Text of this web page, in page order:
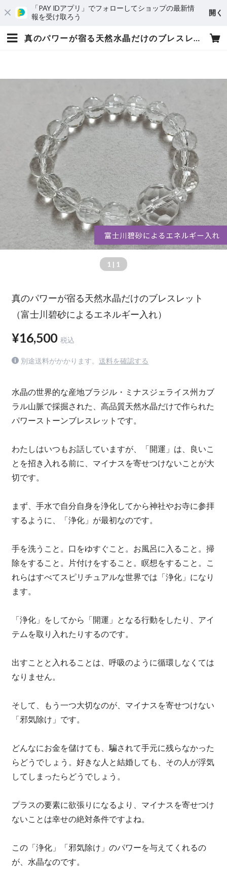
「PAY IDアプリ」でフォローしてショップの最新情
報を受け取ろう
開く
真のパワーが宿る天然水晶だけのブレスレット（富士川碧砂によるエネルギー入れ） | ネイティップ～神の目～ 富士川碧砂・開運セレクト
1 | 1
真のパワーが宿る天然水晶だけのブレスレット
（富士川碧砂によるエネルギー入れ）
¥16,500 税込
別途送料がかかります。 送料を確認する
水晶の世界的な産地ブラジル・ミナスジェライス州カブ
ラル山脈で採掘された、高品質天然水晶だけで作られた
パワーストーンブレスレットです。
わたしはいつもお話していますが、「開運」は、良いこ
とを招き入れる前に、マイナスを寄せつけないことが大
切です。
まず、手水で自分自身を浄化してから神社やお寺に参拝
するように、「浄化」が最初なのです。
手を洗うこと。口をゆすぐこと。お風呂に入ること。掃
除をすること。片付けをすること。瞑想をすること。こ
れらはすべてスピリチュアルな世界では「浄化」になり
ます。
「浄化」をしてから「開運」となる行動をしたり、アイ
テムを取り入れたりするのです。
出すことと入れることは、呼吸のように循環しなくては
なりません。
そして、もう一つ大切なのが、マイナスを寄せつけない
「邪気除け」です。
どんなにお金を儲けても、騙されて手元に残らなかった
らどうでしょう。好きな人と結婚しても、その人が浮気
してしまったらどうでしょう。
プラスの要素に欲張りになるより、マイナスを寄せつけ
ないことは幸せの絶対条件ですよね。
この「浄化」「邪気除け」のパワーを与えてくれるの
が、水晶なのです。